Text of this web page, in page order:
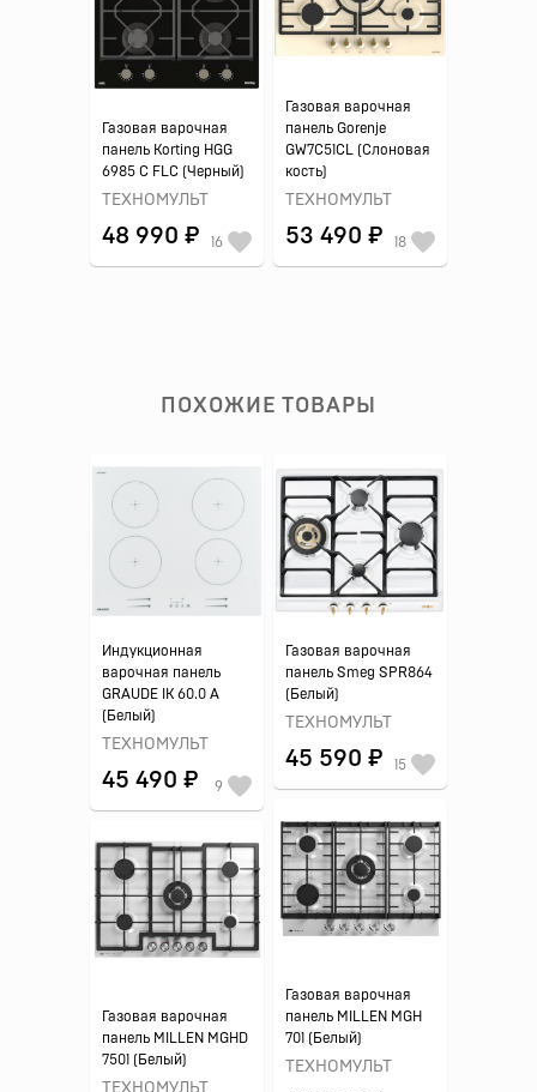
Газовая варочная
панель Gorenje
GW7C51CL (Слоновая
кость)
ТЕХНОМУЛЬТ
53 490 ₽ 18
Газовая варочная
панель Korting HGG
6985 C FLC (Черный)
ТЕХНОМУЛЬТ
48 990 ₽ 16
ПОХОЖИЕ ТОВАРЫ
Индукционная
варочная панель
GRAUDE IK 60.0 A
(Белый)
ТЕХНОМУЛЬТ
45 490 ₽ 9
Газовая варочная
панель Smeg SPR864
(Белый)
ТЕХНОМУЛЬТ
45 590 ₽ 15
Газовая варочная
панель MILLEN MGH
701 (Белый)
ТЕХНОМУЛЬТ
Газовая варочная
панель MILLEN MGHD
7501 (Белый)
ТЕХНОМУЛЬТ